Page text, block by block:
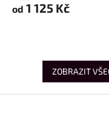
od 1 125 Kč
ZOBRAZIT